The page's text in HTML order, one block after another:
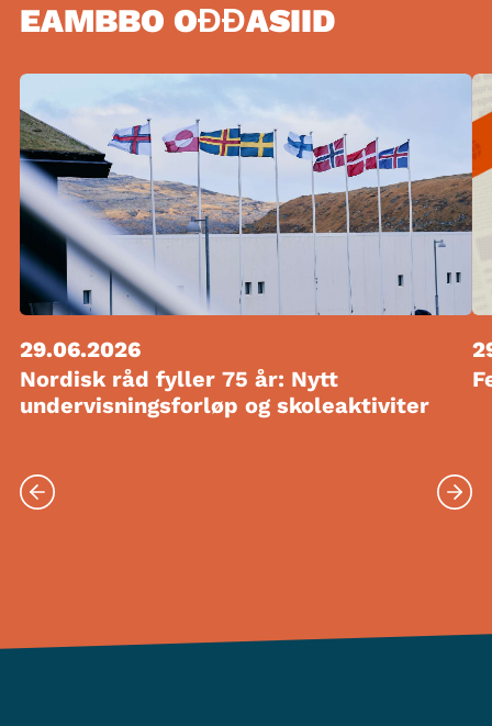
EAMBBO OĐĐASIID
29.06.2026
Nordisk råd fyller 75 år: Nytt
undervisningsforløp og skoleaktiviter